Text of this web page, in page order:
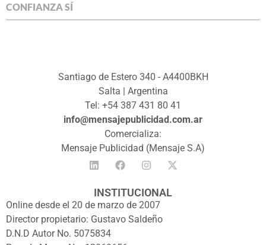
CONFIANZA SÍ
Santiago de Estero 340 - A4400BKH
Salta | Argentina
Tel: +54 387 431 80 41
info@mensajepublicidad.com.ar
Comercializa:
Mensaje Publicidad (Mensaje S.A)
INSTITUCIONAL
Online desde el 20 de marzo de 2007
Director propietario: Gustavo Saldeño
D.N.D Autor No. 5075834